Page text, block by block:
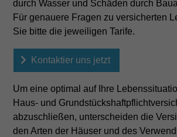
durch Wasser und Schäden durch
Für genauere Fragen zu versicherten
Sie bitte die jeweiligen Tarife.
Kontaktier uns jetzt
Um eine optimal auf Ihre
Haus- und
abzuschließen, unterscheiden die
den Arten der Häuser und des